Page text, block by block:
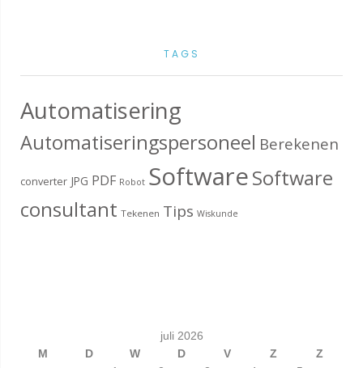
TAGS
Automatisering
Automatiseringspersoneel Berekenen
converter JPG PDF Robot SoftwareSoftware
consultant Tekenen Tips Wiskunde
juli 2026
M
D W D V Z
Z